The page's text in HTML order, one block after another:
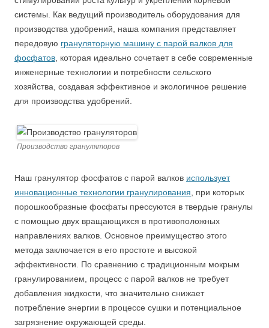
системы. Как ведущий производитель оборудования для
производства удобрений, наша компания представляет
передовую грануляторную машину с парой валков для
фосфатов , которая идеально сочетает в себе современные
инженерные технологии и потребности сельского
хозяйства, создавая эффективное и экологичное решение
для производства удобрений.
Производство грануляторов
Наш гранулятор фосфатов с парой валков использует
инновационные технологии гранулирования , при которых
порошкообразные фосфаты прессуются в твердые гранулы
с помощью двух вращающихся в противоположных
направлениях валков. Основное преимущество этого
метода заключается в его простоте и высокой
эффективности. По сравнению с традиционным мокрым
гранулированием, процесс с парой валков не требует
добавления жидкости, что значительно снижает
потребление энергии в процессе сушки и потенциальное
загрязнение окружающей среды.